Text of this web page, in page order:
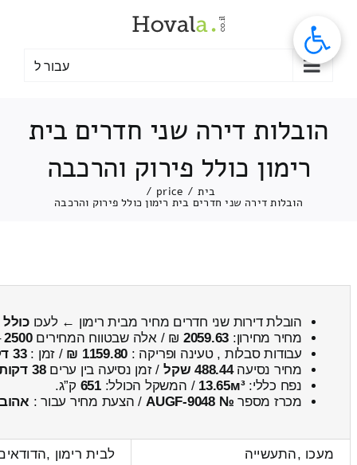
עבור ל
הובלות דירה שני חדרים בית
רימון כולל פירוק והרכבה
בית /
price
/
הובלות דירה שני חדרים בית רימון כולל פירוק והרכבה
הובלת דירות שני חדרים מחיר מבית רימון ← לעכו
מחיר מחירון: 2059.63 ₪ / אלה שבטווח המחירים2500
עבודות סבלות , טעינה ופריקה : 1159.80 ₪ / זמן :33 דקות 58 שניות
מחיר נסיעה488.44 שקל / זמן נסיעה בין ערים38 דקות
נפח כללי:13.65м³ / המשקל הכולל:651 ק”ג.
מכרז מספר № AUGF-9048 / הצעת מחיר עבור :
מעכו ,התעשייה
לבית רימון